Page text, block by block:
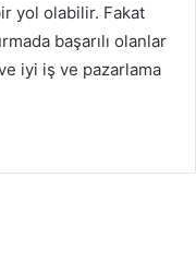
yol olabilir. Fakat
başarılı olanlar
iyi iş ve pazarlama